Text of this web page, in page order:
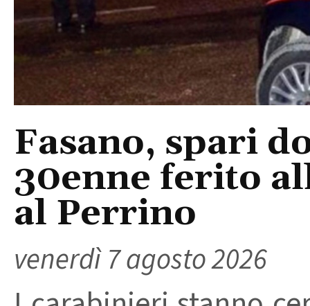
Fasano, spari
30enne ferito
al Perrino
venerdì 7 agosto 2026